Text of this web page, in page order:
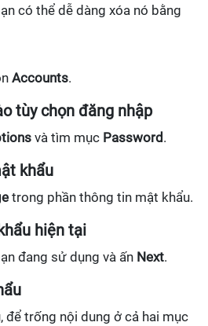
có thể dễ dàng xóa nó bằng
Accounts.
tùy chọn đăng nhập
và tìm mục Password .
khẩu
trong phần thông tin mật khẩu.
hiện tại
đang sử dụng và ấn Next.
để trống nội dung ở cả hai mục